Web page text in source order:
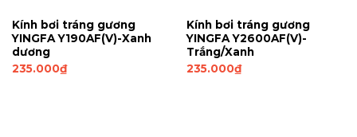
Kính bơi tráng gương
YINGFA Y190AF(V)-Xanh
dương
235.000₫
Kính bơi tráng gương
YINGFA Y2600AF(V)-
Trắng/Xanh
235.000₫